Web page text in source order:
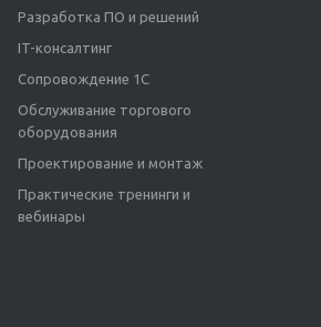
Разработка ПО и решений
IT-консалтинг
Сопровождение 1С
Обслуживание торгового
оборудования
Проектирование и монтаж
Практические тренинги и
вебинары